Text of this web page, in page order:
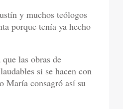
y muchos teólogos
porque tenía ya hecho
las obras de
si se hacen con
María consagró así su